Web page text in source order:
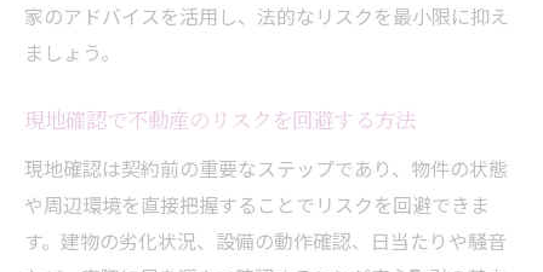
家のアドバイスを活用し、法的なリスクを最小限に抑え
ましょう。
現地確認で不動産のリスクを回避する方法
現地確認は契約前の重要なステップであり、物件の状態
や周辺環境を直接把握することでリスクを回避できま
す。建物の劣化状況、設備の動作確認、日当たりや騒音